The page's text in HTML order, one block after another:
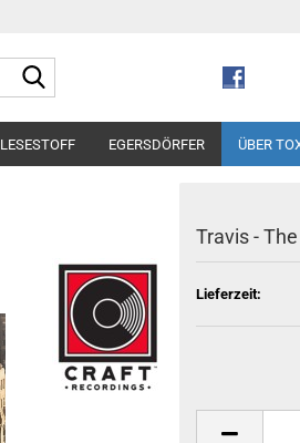
LESESTOFF EGERSDÖRFER ÜBER
Travis -
Lieferzeit: